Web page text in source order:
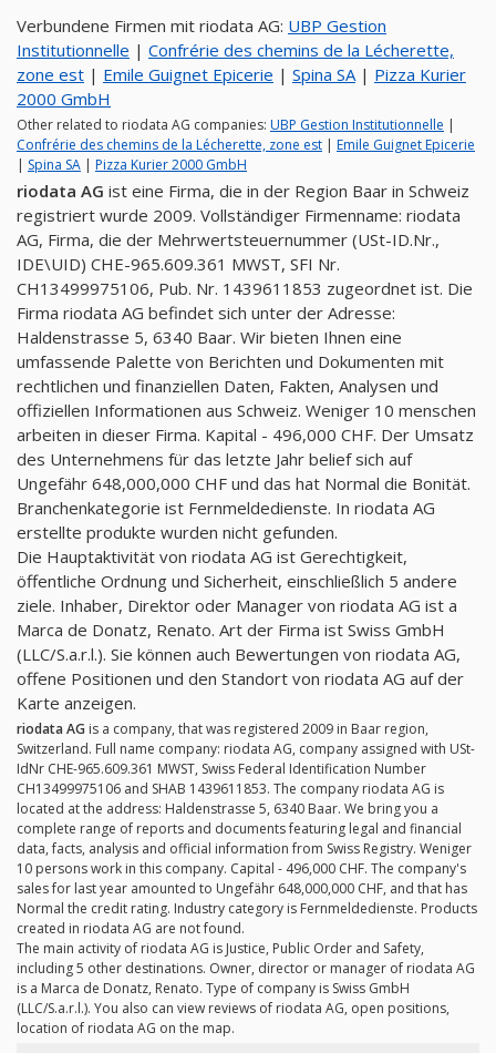
Verbundene Firmen mit riodata AG: UBP Gestion
Institutionnelle | Confrérie des chemins de la Lécherette,
zone est | Emile Guignet Epicerie | Spina SA | Pizza Kurier
2000 GmbH
Other related to riodata AG companies: UBP Gestion Institutionnelle |
Confrérie des chemins de la Lécherette, zone est | Emile Guignet Epicerie
| Spina SA | Pizza Kurier 2000 GmbH
riodata AG ist eine Firma, die in der Region Baar in Schweiz
registriert wurde 2009. Vollständiger Firmenname: riodata
AG, Firma, die der Mehrwertsteuernummer (USt-ID.Nr.,
IDE\UID) CHE-965.609.361 MWST, SFI Nr.
CH13499975106, Pub. Nr. 1439611853 zugeordnet ist. Die
Firma riodata AG befindet sich unter der Adresse:
Haldenstrasse 5, 6340 Baar. Wir bieten Ihnen eine
umfassende Palette von Berichten und Dokumenten mit
rechtlichen und finanziellen Daten, Fakten, Analysen und
offiziellen Informationen aus Schweiz. Weniger 10 menschen
arbeiten in dieser Firma. Kapital - 496,000 CHF. Der Umsatz
des Unternehmens für das letzte Jahr belief sich auf
Ungefähr 648,000,000 CHF und das hat Normal die Bonität.
Branchenkategorie ist Fernmeldedienste. In riodata AG
erstellte produkte wurden nicht gefunden.
Die Hauptaktivität von riodata AG ist Gerechtigkeit,
öffentliche Ordnung und Sicherheit, einschließlich 5 andere
ziele. Inhaber, Direktor oder Manager von riodata AG ist a
Marca de Donatz, Renato. Art der Firma ist Swiss GmbH
(LLC/S.a.r.l.). Sie können auch Bewertungen von riodata AG,
offene Positionen und den Standort von riodata AG auf der
Karte anzeigen.
riodata AG is a company, that was registered 2009 in Baar region,
Switzerland. Full name company: riodata AG, company assigned with USt-
IdNr CHE-965.609.361 MWST, Swiss Federal Identification Number
CH13499975106 and SHAB 1439611853. The company riodata AG is
located at the address: Haldenstrasse 5, 6340 Baar. We bring you a
complete range of reports and documents featuring legal and financial
data, facts, analysis and official information from Swiss Registry. Weniger
10 persons work in this company. Capital - 496,000 CHF. The company's
sales for last year amounted to Ungefähr 648,000,000 CHF, and that has
Normal the credit rating. Industry category is Fernmeldedienste. Products
created in riodata AG are not found.
The main activity of riodata AG is Justice, Public Order and Safety,
including 5 other destinations. Owner, director or manager of riodata AG
is a Marca de Donatz, Renato. Type of company is Swiss GmbH
(LLC/S.a.r.l.). You also can view reviews of riodata AG, open positions,
location of riodata AG on the map.